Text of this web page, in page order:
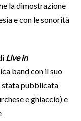
la dimostrazione
e con le sonorità
Live in
band con il suo
stata pubblicata
e ghiaccio) e